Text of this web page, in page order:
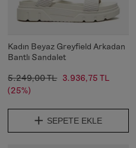
Kadın Beyaz Greyfield Arkadan
Bantlı Sandalet
5.249,00 TL 3.936,75 TL
(25%)
SEPETE EKLE